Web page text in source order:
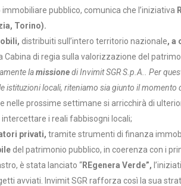
pubblico, comunica che l’iniziativa
Torino).
distribuiti sull’intero territorio nazionale, a
di regia sulla valorizzazione del
lamissionedi Invimit SGR S.p.A.. Per
istituzioni locali, riteniamo sia giunto il
nelle prossime settimane si arricchirà di
intercettare i reali fabbisogni locali;
privati, tramite strumenti di finanza
del patrimonio pubblico, in coerenza con i
è stata lanciato “REgenera Verde”,
avviati. Invimit SGR rafforza così la sua